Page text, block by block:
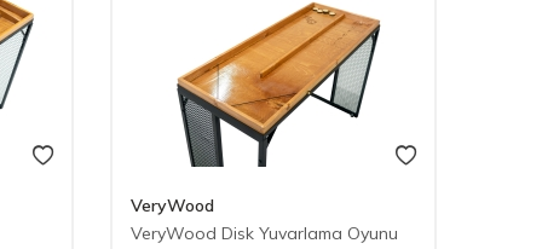
VeryWood
VeryWood Disk Yuvarlama Oyunu